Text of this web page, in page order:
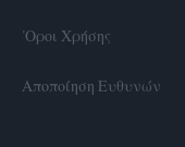
'Οροι Χρήσης
Αποποίηση Ευθυνών